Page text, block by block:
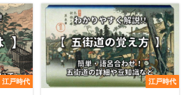
て
江戸時代 江戸時代